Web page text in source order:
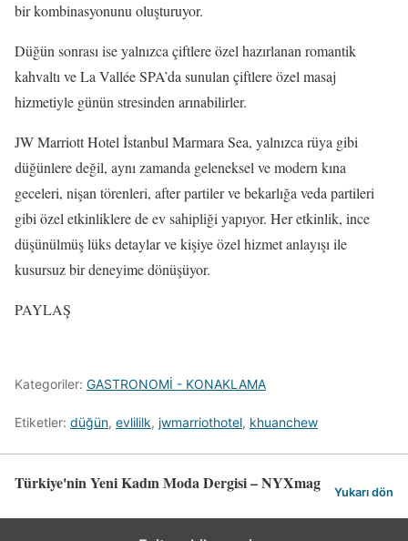
bir kombinasyonunu oluşturuyor.
Düğün sonrası ise yalnızca çiftlere özel hazırlanan romantik
kahvaltı ve La Vallée SPA’da sunulan çiftlere özel masaj
hizmetiyle günün stresinden arınabilirler.
JW Marriott Hotel İstanbul Marmara Sea, yalnızca rüya gibi
düğünlere değil, aynı zamanda geleneksel ve modern kına
geceleri, nişan törenleri, after partiler ve bekarlığa veda partileri
gibi özel etkinliklere de ev sahipliği yapıyor. Her etkinlik, ince
düşünülmüş lüks detaylar ve kişiye özel hizmet anlayışı ile
kusursuz bir deneyime dönüşüyor.
PAYLAŞ
Kategoriler: GASTRONOMİ - KONAKLAMA
Etiketler: düğün, evlililk, jwmarriothotel, khuanchew
Türkiye'nin Yeni Kadın Moda Dergisi – NYXmag Yukarı dön